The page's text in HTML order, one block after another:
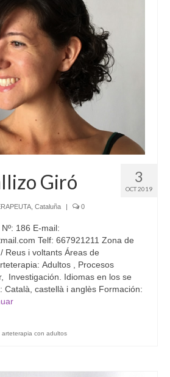
3
OCT 2019
Giró
Cataluña | 0
186 E-mail:
Telf: 667921211 Zona de
Reus i voltants Áreas de
Adultos , Procesos
Investigación. Idiomas en los se
Català, castellà i anglès Formación:
arteterapia con adultos